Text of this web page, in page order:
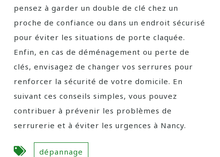
pensez à garder un double de clé chez un
proche de confiance ou dans un endroit sécurisé
pour éviter les situations de porte claquée.
Enfin, en cas de déménagement ou perte de
clés, envisagez de changer vos serrures pour
renforcer la sécurité de votre domicile. En
suivant ces conseils simples, vous pouvez
contribuer à prévenir les problèmes de
serrurerie et à éviter les urgences à Nancy.
dépannage